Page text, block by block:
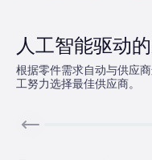
人工智能驱动
根据零件需求自动与供应
工努力选择最佳供应商。